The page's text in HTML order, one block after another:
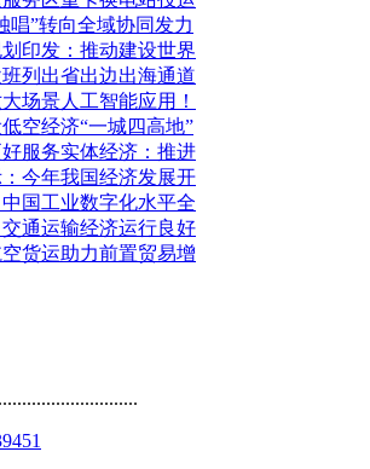
唱”转向全域协同发力
印发：推动建设世界
列出省出边出海通道
场景人工智能应用！
空经济“一城四高地”
服务实体经济：推进
今年我国经济发展开
国工业数字化水平全
通运输经济运行良好
货运助力前置贸易增